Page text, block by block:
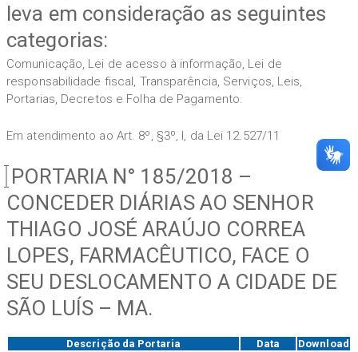
leva em consideração as seguintes
categorias:
Comunicação, Lei de acesso à informação, Lei de
responsabilidade fiscal, Transparência, Serviços, Leis,
Portarias, Decretos e Folha de Pagamento.
Em atendimento ao Art. 8º, §3º, I, da Lei 12.527/11
PORTARIA N° 185/2018 –
CONCEDER DIÁRIAS AO SENHOR
THIAGO JOSÉ ARAÚJO CORREA
LOPES, FARMACÊUTICO, FACE O
SEU DESLOCAMENTO A CIDADE DE
SÃO LUÍS – MA.
Descrição da Portaria Data
Download